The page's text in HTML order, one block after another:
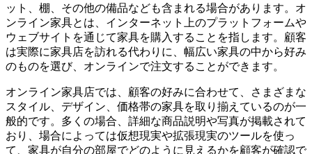
ット、棚、その他の備品なども含まれる場合があります。オ
ンライン家具とは、インターネット上のプラットフォームや
ウェブサイトを通じて家具を購入することを指します。顧客
は実際に家具店を訪れる代わりに、幅広い家具の中から好み
のものを選び、オンラインで注文することができます。
オンライン家具店では、顧客の好みに合わせて、さまざまな
スタイル、デザイン、価格帯の家具を取り揃えているのが一
般的です。多くの場合、詳細な商品説明や写真が掲載されて
おり、場合によっては仮想現実や拡張現実のツールを使っ
て、家具が自分の部屋でどのように見えるかを顧客が確認で